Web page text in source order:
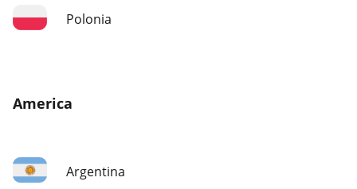
Polonia
America
Argentina